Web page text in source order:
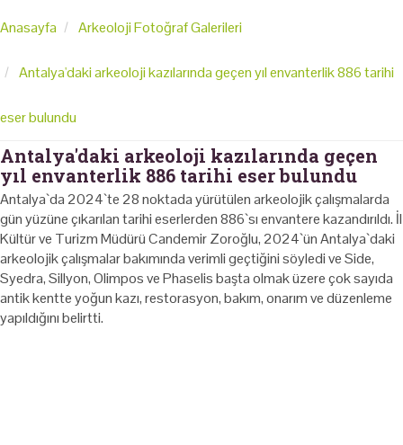
Anasayfa Arkeoloji Fotoğraf Galerileri
Antalya'daki arkeoloji kazılarında geçen yıl envanterlik 886 tarihi
eser bulundu
Antalya'daki arkeoloji kazılarında geçen
yıl envanterlik 886 tarihi eser bulundu
Antalya`da 2024`te 28 noktada yürütülen arkeolojik çalışmalarda
gün yüzüne çıkarılan tarihi eserlerden 886`sı envantere kazandırıldı. İl
Kültür ve Turizm Müdürü Candemir Zoroğlu, 2024`ün Antalya`daki
arkeolojik çalışmalar bakımında verimli geçtiğini söyledi ve Side,
Syedra, Sillyon, Olimpos ve Phaselis başta olmak üzere çok sayıda
antik kentte yoğun kazı, restorasyon, bakım, onarım ve düzenleme
yapıldığını belirtti.